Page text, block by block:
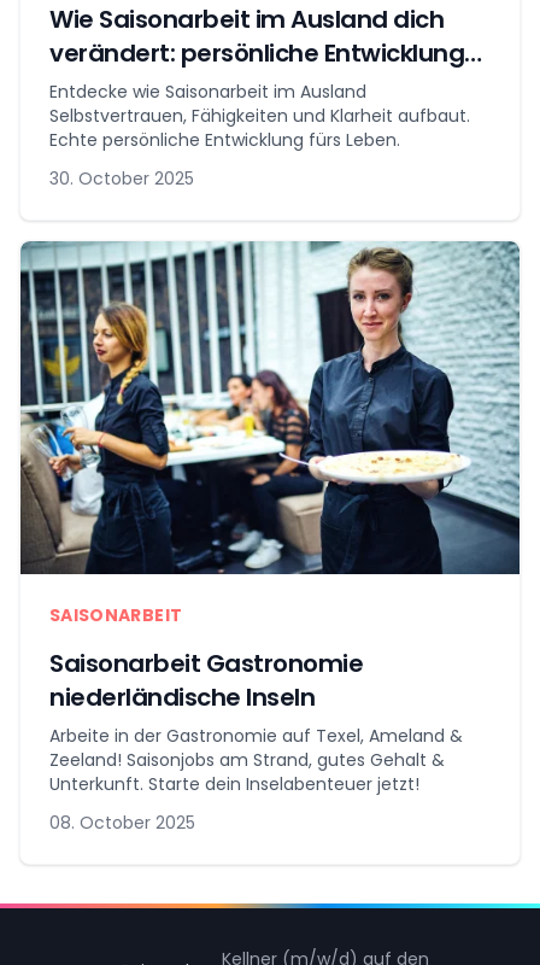
Wie Saisonarbeit im Ausland dich
verändert: persönliche Entwicklung
jenseits des Gehalts
Entdecke wie Saisonarbeit im Ausland
Selbstvertrauen, Fähigkeiten und Klarheit aufbaut.
Echte persönliche Entwicklung fürs Leben.
30. October 2025
SAISONARBEIT
Saisonarbeit Gastronomie
niederländische Inseln
Arbeite in der Gastronomie auf Texel, Ameland &
Zeeland! Saisonjobs am Strand, gutes Gehalt &
Unterkunft. Starte dein Inselabenteuer jetzt!
08. October 2025
Kellner (m/w/d) auf den